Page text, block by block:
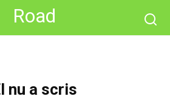
Road
nu a scris